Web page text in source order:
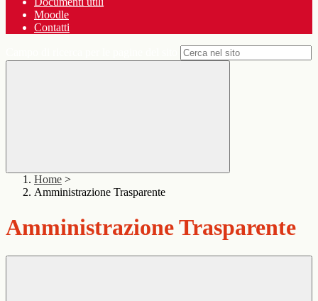
Moodle
Contatti
Home >
Amministrazione Trasparente
Amministrazione Trasparente